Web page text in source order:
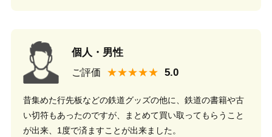
個人・男性
ご評価 ★★★★★
昔集めた行先板などの鉄道グッズの他に、鉄道の書籍や古
い切符もあったのですが、まとめて買い取ってもらうこと
が出来、1度で済ますことが出来ました。